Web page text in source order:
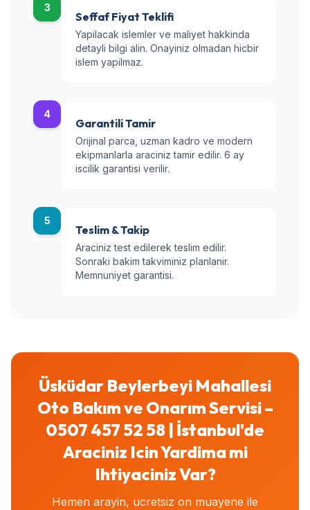
3
Seffaf Fiyat Teklifi
Yapilacak islemler ve maliyet hakkinda
detayli bilgi alin. Onayiniz olmadan hicbir
islem yapilmaz.
4
Garantili Tamir
Orijinal parca, uzman kadro ve modern
ekipmanlarla araciniz tamir edilir. 6 ay
iscilik garantisi verilir.
5
Teslim & Takip
Araciniz test edilerek teslim edilir.
Sonraki bakim takviminiz planlanir.
Memnuniyet garantisi.
Üsküdar Beylerbeyi Mahallesi
Oto Bakım ve Onarım Servisi –
0507 457 52 58 | İstanbul'de
Araciniz Icin Yardima mi
Ihtiyaciniz Var?
Hemen arayin, ucretsiz on muayene ile